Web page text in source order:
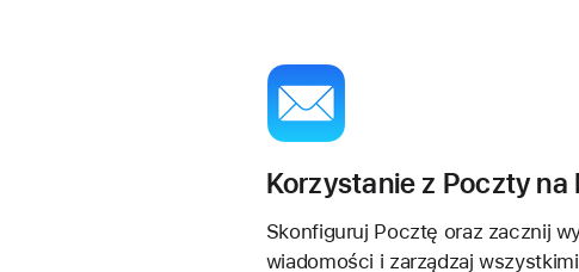
Korzystanie z Poczty na
Skonfiguruj Pocztę oraz zacznij
wiadomości i zarządzaj